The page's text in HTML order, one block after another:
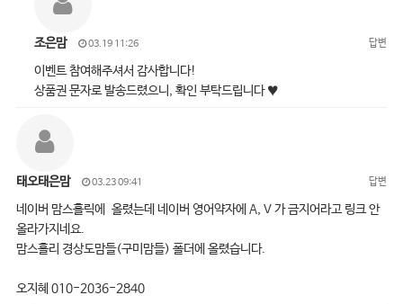
조은맘 03.19 11:26 답변
이벤트 참여해주셔서 감사합니다!
상품권 문자로 발송드렸으니, 확인 부탁드립니다 ♥
태오태은맘 03.23 09:41 답변
네이버 맘스홀릭에 올렸는데 네이버 영어약자에 A, V 가 금지어라고 링크 안
올라가지네요.
맘스홀리 경상도맘들(구미맘들) 폴더에 올렸습니다.
오지혜 010-2036-2840